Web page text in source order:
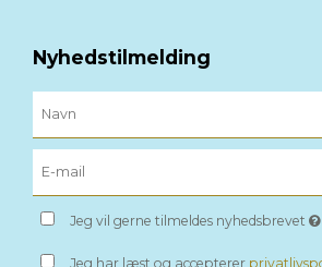
Nyhedstilmelding
Jeg vil gerne tilmeldes nyhedsbrevet
Jeg har læst og accepterer